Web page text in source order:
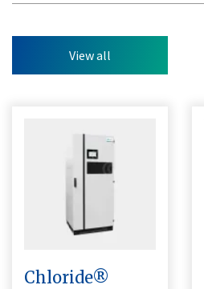
View all
Chloride®